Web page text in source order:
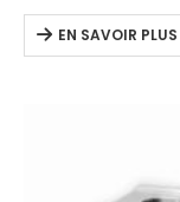
EN SAVOIR PLUS